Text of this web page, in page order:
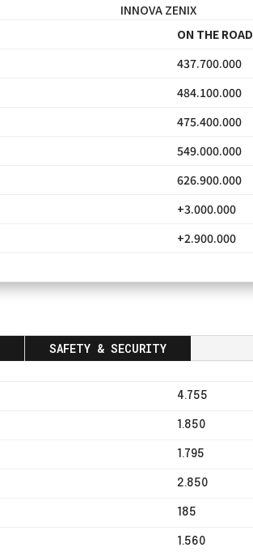
INNOVA ZENIX
ON THE ROAD
437.700.000
484.100.000
475.400.000
549.000.000
626.900.000
+3.000.000
+2.900.000
SAFETY & SECURITY
4.755
1.850
1.795
2.850
185
1.560